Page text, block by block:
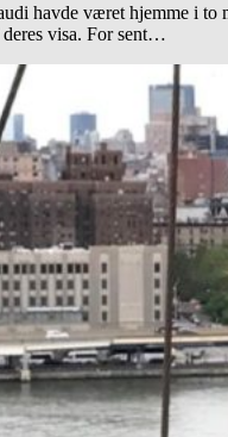
havde været hjemme i to
visa. For sent…